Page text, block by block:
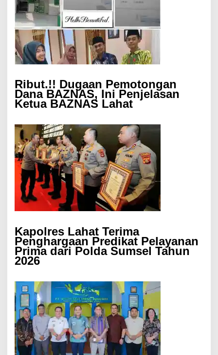
Ribut.!! Dugaan Pemotongan
Dana BAZNAS, Ini Penjelasan
Ketua BAZNAS Lahat
Kapolres Lahat Terima
Penghargaan Predikat Pelayanan
Prima dari Polda Sumsel Tahun
2026